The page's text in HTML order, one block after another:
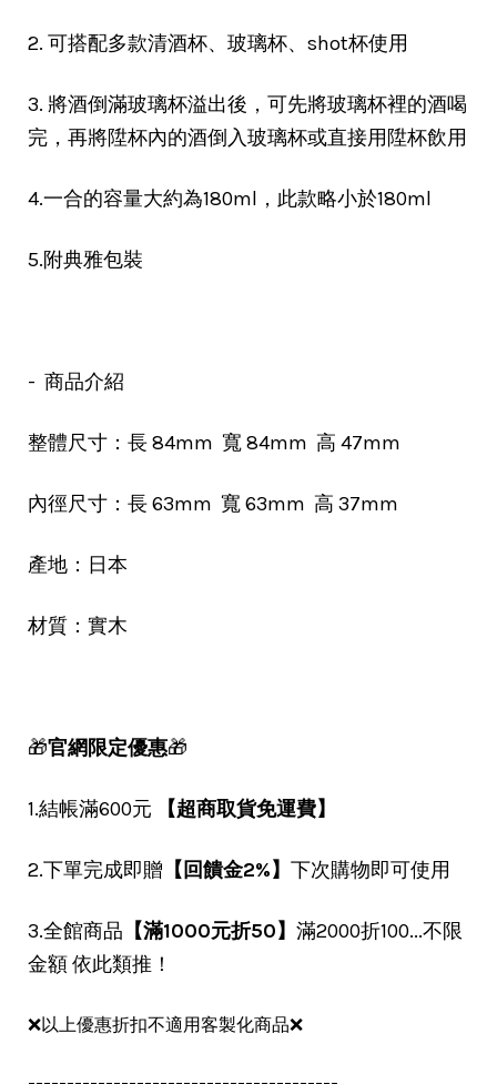
2. 可搭配多款清酒杯、玻璃杯、shot杯使用
3. 將酒倒滿玻璃杯溢出後，可先將玻璃杯裡的酒喝
完，再將陞杯內的酒倒入玻璃杯或直接用陞杯飲用
4.一合的容量大約為180ml，此款略小於180ml
5.附典雅包裝
- 商品介紹
整體尺寸：長 84mm 寬 84mm 高 47mm
內徑尺寸：長 63mm 寬 63mm 高 37mm
產地：日本
材質：實木
🎁官網限定優惠🎁
1.結帳滿600元 【超商取貨免運費】
2.下單完成即贈 【回饋金2%】 下次購物即可使用
3.全館商品 【滿1000元折50】 滿2000折100...不限
金額 依此類推！
❌以上優惠折扣不適用客製化商品❌